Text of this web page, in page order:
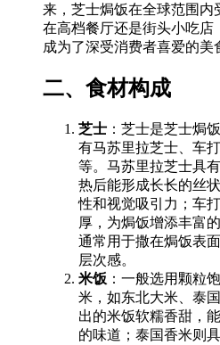
来，芝士焗饭在全球范围内
在高档餐厅还是街头小吃店
成为了深受消费者喜爱的美
二、食材构成
芝士 ：芝士是芝士焗
有马苏里拉芝士、车
等。马苏里拉芝士具
热后能形成长长的丝
性和视觉吸引力；车
厚，为焗饭增添丰富
通常用于撒在焗饭表
层次感。
米饭 ：一般选用颗粒
米，如东北大米、泰
出的米饭软糯香甜，
的味道；泰国香米则